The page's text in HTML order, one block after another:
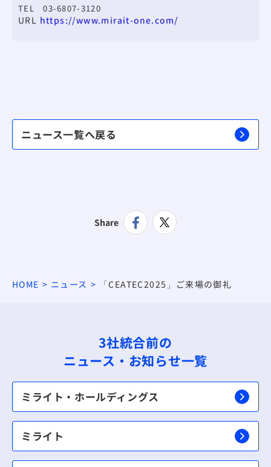
TEL 03-6807-3120
URL https://www.mirait-one.com/
ニュース一覧へ戻る
Share
HOME ニュース 「CEATEC2025」ご来場の御礼
3社統合前の
ニュース・お知らせ一覧
ミライト・ホールディングス
ミライト